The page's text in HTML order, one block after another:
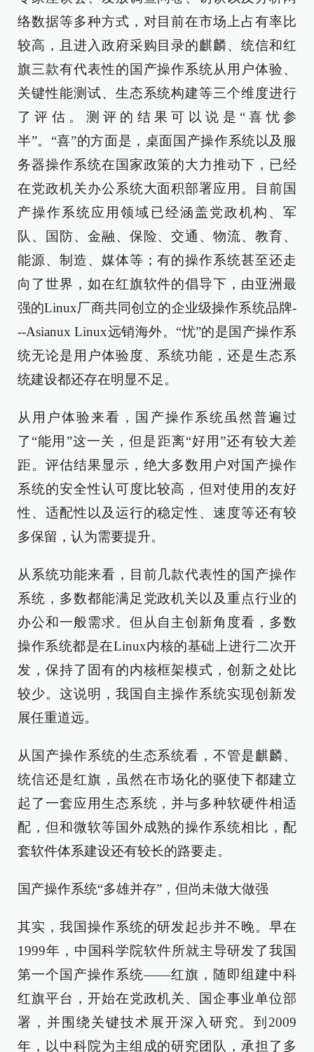
络数据等多种方式，对目前在市场上占有率比
较高，且进入政府采购目录的麒麟、统信和红
旗三款有代表性的国产操作系统从用户体验、
关键性能测试、生态系统构建等三个维度进行
了评估。测评的结果可以说是“喜忧参
半”。“喜”的方面是，桌面国产操作系统以及服
务器操作系统在国家政策的大力推动下，已经
在党政机关办公系统大面积部署应用。目前国
产操作系统应用领域已经涵盖党政机构、军
队、国防、金融、保险、交通、物流、教育、
能源、制造、媒体等；有的操作系统甚至还走
向了世界，如在红旗软件的倡导下，由亚洲最
强的Linux厂商共同创立的企业级操作系统品牌-
--Asianux Linux远销海外。“忧”的是国产操作系
统无论是用户体验度、系统功能，还是生态系
统建设都还存在明显不足。
从用户体验来看，国产操作系统虽然普遍过
了“能用”这一关，但是距离“好用”还有较大差
距。评估结果显示，绝大多数用户对国产操作
系统的安全性认可度比较高，但对使用的友好
性、适配性以及运行的稳定性、速度等还有较
多保留，认为需要提升。
从系统功能来看，目前几款代表性的国产操作
系统，多数都能满足党政机关以及重点行业的
办公和一般需求。但从自主创新角度看，多数
操作系统都是在Linux内核的基础上进行二次开
发，保持了固有的内核框架模式，创新之处比
较少。这说明，我国自主操作系统实现创新发
展任重道远。
从国产操作系统的生态系统看，不管是麒麟、
统信还是红旗，虽然在市场化的驱使下都建立
起了一套应用生态系统，并与多种软硬件相适
配，但和微软等国外成熟的操作系统相比，配
套软件体系建设还有较长的路要走。
国产操作系统“多雄并存”，但尚未做大做强
其实，我国操作系统的研发起步并不晚。早在
1999年，中国科学院软件所就主导研发了我国
第一个国产操作系统——红旗，随即组建中科
红旗平台，开始在党政机关、国企事业单位部
署，并围绕关键技术展开深入研究。到2009
年，以中科院为主组成的研究团队，承担了多